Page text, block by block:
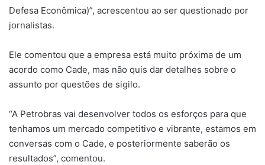
Defesa Econômica)”, acrescentou ao ser questionado por
jornalistas.
Ele comentou que a empresa está muito próxima de um
acordo como Cade, mas não quis dar detalhes sobre o
assunto por questões de sigilo.
“A Petrobras vai desenvolver todos os esforços para que
tenhamos um mercado competitivo e vibrante, estamos em
conversas com o Cade, e posteriormente saberão os
resultados”, comentou.